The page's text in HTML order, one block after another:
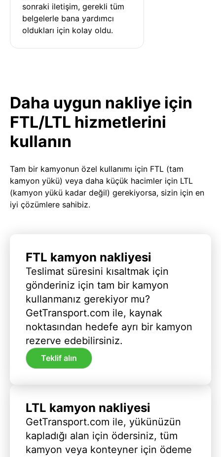
sonraki iletişim, gerekli tüm
belgelerle bana yardımcı
oldukları için kolay oldu.
Daha uygun nakliye için
FTL/LTL hizmetlerini
kullanın
Tam bir kamyonun özel kullanımı için FTL (tam
kamyon yükü) veya daha küçük hacimler için LTL
(kamyon yükü kadar değil) gerekiyorsa, sizin için en
iyi çözümlere sahibiz.
FTL kamyon nakliyesi
Teslimat süresini kısaltmak için
gönderiniz için tam bir kamyon
kullanmanız gerekiyor mu?
GetTransport.com ile, kaynak
noktasından hedefe ayrı bir kamyon
rezerve edebilirsiniz.
Teklif alın
LTL kamyon nakliyesi
GetTransport.com ile, yükünüzün
kapladığı alan için ödersiniz, tüm
kamyon veya konteyner için ödeme